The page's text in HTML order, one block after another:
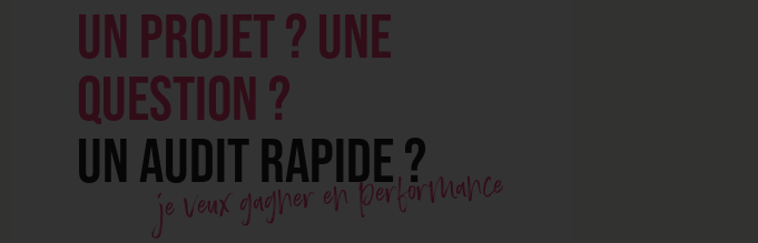
UN PROJET ? UNE
QUESTION ?
UN AUDIT RAPIDE ?
je veux gagner en performance